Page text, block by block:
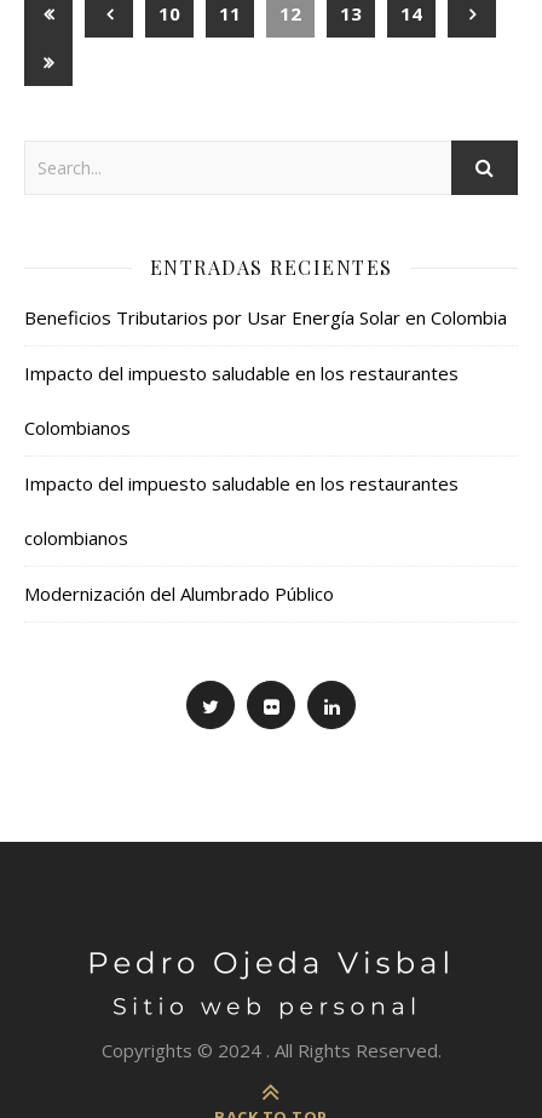
10 11 12 13 14
ENTRADAS RECIENTES
Beneficios Tributarios por Usar Energía Solar en Colombia
Impacto del impuesto saludable en los restaurantes
Colombianos
Impacto del impuesto saludable en los restaurantes
colombianos
Modernización del Alumbrado Público
Copyrights © 2024 . All Rights Reserved.